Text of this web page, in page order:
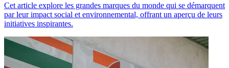
Cet article explore les grandes marques du monde qui se démarquent
par leur impact social et environnemental, offrant un aperçu de leurs
initiatives inspirantes.